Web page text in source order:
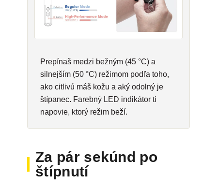
Prepínaš medzi bežným (45 °C) a
silnejším (50 °C) režimom podľa toho,
ako citlivú máš kožu a aký odolný je
štípanec. Farebný LED indikátor ti
napovie, ktorý režim beží.
Za pár sekúnd po
štípnutí